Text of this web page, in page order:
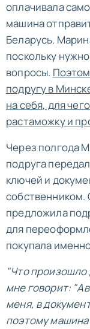
оплачивала
машина
Беларусь.
поскольку
вопросы.
подругу в
на себя, для
растаможку и
Через полгода
подруга
ключей и
собственником.
предложила
для
покупала
"Что произошло
мне говорит:
меня, в
поэтому